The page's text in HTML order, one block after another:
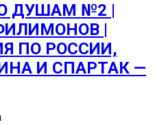
ДУШАМ №2 |
|
ПО РОССИИ,
И СПАРТАК —